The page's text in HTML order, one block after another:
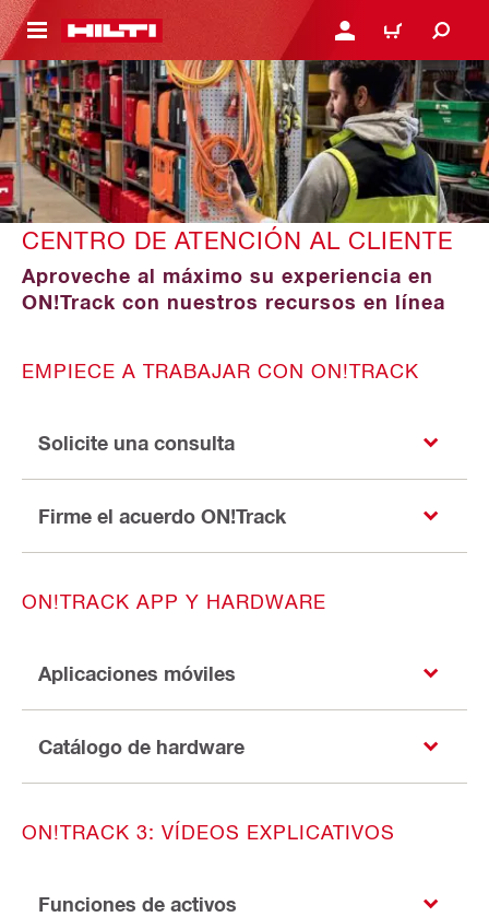
PRINCIPAL INICIE SESIÓN O
CARRITO
CENTRO DE ATENCIÓN AL CLIENTE
Aproveche al máximo su experiencia en
ON!Track con nuestros recursos en línea
EMPIECE A TRABAJAR CON ON!TRACK
Solicite una consulta
Firme el acuerdo ON!Track
ON!TRACK APP Y HARDWARE
Aplicaciones móviles
Catálogo de hardware
ON!TRACK 3: VÍDEOS EXPLICATIVOS
Funciones de activos